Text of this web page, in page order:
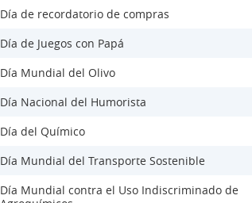
Día de recordatorio de compras
Día de Juegos con Papá
Día Mundial del Olivo
Día Nacional del Humorista
Día del Químico
Día Mundial del Transporte Sostenible
Día Mundial contra el Uso Indiscriminado de